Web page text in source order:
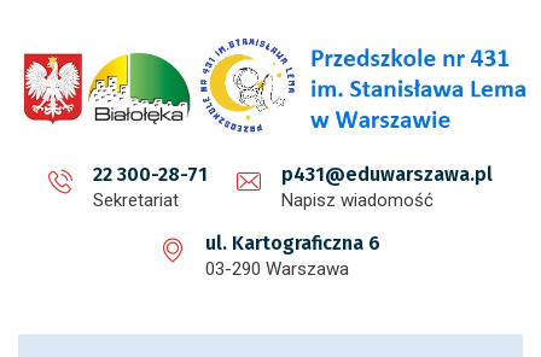
22 300-28-71
Sekretariat
p431@eduwarszawa.pl
Napisz wiadomość
ul. Kartograficzna 6
03-290 Warszawa